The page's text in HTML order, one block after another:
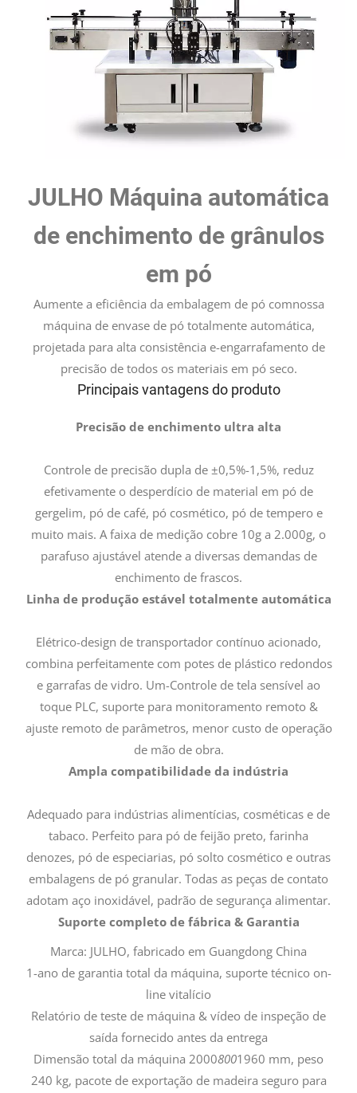
JULHO Máquina automática
de enchimento de grânulos
em pó
Aumente a eficiência da embalagem de pó comnossa
máquina de envase de pó totalmente automática,
projetada para alta consistência e-engarrafamento de
precisão de todos os materiais em pó seco.
Principais vantagens do produto
Precisão de enchimento ultra alta
Controle de precisão dupla de ±0,5%-1,5%, reduz
efetivamente o desperdício de material em pó de
gergelim, pó de café, pó cosmético, pó de tempero e
muito mais. A faixa de medição cobre 10g a 2.000g, o
parafuso ajustável atende a diversas demandas de
enchimento de frascos.
Linha de produção estável totalmente automática
Elétrico-design de transportador contínuo acionado,
combina perfeitamente com potes de plástico redondos
e garrafas de vidro. Um-Controle de tela sensível ao
toque PLC, suporte para monitoramento remoto &
ajuste remoto de parâmetros, menor custo de operação
de mão de obra.
Ampla compatibilidade da indústria
Adequado para indústrias alimentícias, cosméticas e de
tabaco. Perfeito para pó de feijão preto, farinha
denozes, pó de especiarias, pó solto cosmético e outras
embalagens de pó granular. Todas as peças de contato
adotam aço inoxidável, padrão de segurança alimentar.
Suporte completo de fábrica & Garantia
Marca: JULHO, fabricado em Guangdong China
1-ano de garantia total da máquina, suporte técnico on-
line vitalício
Relatório de teste de máquina & vídeo de inspeção de
saída fornecido antes da entrega
Dimensão total da máquina 20008001960 mm, peso
240 kg, pacote de exportação de madeira seguro para